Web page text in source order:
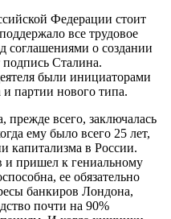
Федерации стоит
все трудовое
соглашениями о создании
подпись Сталина.
были инициаторами
и партии нового типа.
всего, заключалась
ему было всего 25 лет,
капитализма в России.
и пришел к гениальному
ее обязательно
банкиров Лондона,
почти на 90%